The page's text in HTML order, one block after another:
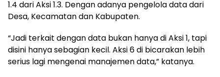
1.4 dari Aksi 1.3. Dengan adanya pengelola data dari
Desa, Kecamatan dan Kabupaten.
“Jadi terkait dengan data bukan hanya di Aksi 1, tapi
disini hanya sebagian kecil. Aksi 6 di bicarakan lebih
serius lagi mengenai manajemen data,” katanya.